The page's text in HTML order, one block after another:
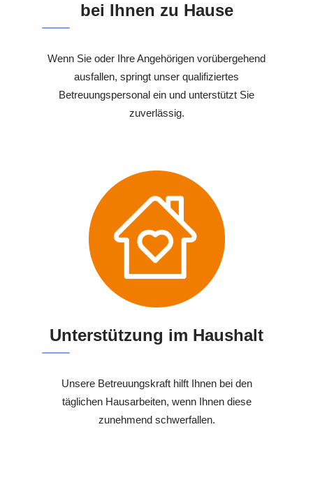
bei Ihnen zu Hause
Wenn Sie oder Ihre Angehörigen vorübergehend
ausfallen, springt unser qualifiziertes
Betreuungspersonal ein und unterstützt Sie
zuverlässig.
Unterstützung im Haushalt
Unsere Betreuungskraft hilft Ihnen bei den
täglichen Hausarbeiten, wenn Ihnen diese
zunehmend schwerfallen.